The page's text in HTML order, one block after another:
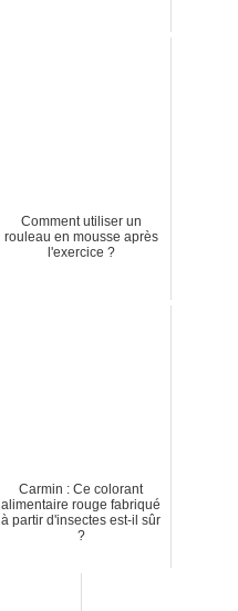
Comment utiliser un
rouleau en mousse après
l'exercice ?
Carmin : Ce colorant
alimentaire rouge fabriqué
à partir d'insectes est-il sûr
?